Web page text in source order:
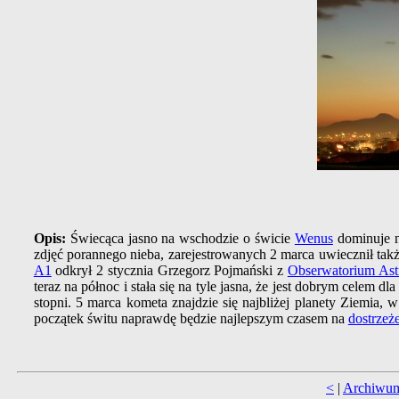
Opis: Świecąca jasno na wschodzie o świcie Wenusdominuje
zdjęć porannego nieba, zarejestrowanych 2 marca uwiecznił
A1 odkrył 2 stycznia Grzegorz Pojmański z Obserwatorium
teraz na północ i stała się na tyle jasna, że jest dobrym celem dla
stopni. 5 marca kometa znajdzie się najbliżej planety Ziemia,
początek świtu naprawdę będzie najlepszym czasem na
< |